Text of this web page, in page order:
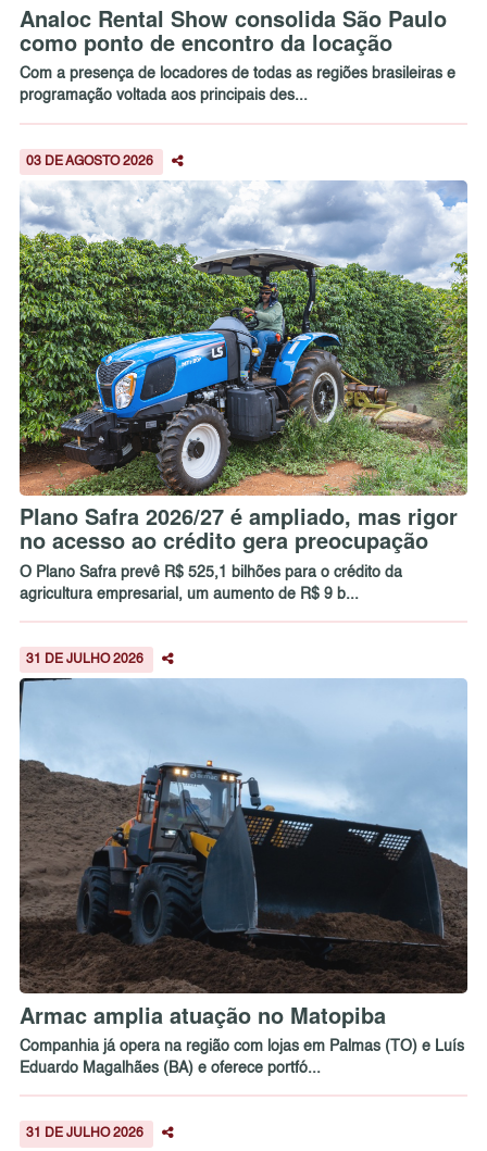
Analoc Rental Show consolida São Paulo
como ponto de encontro da locação
Com a presença de locadores de todas as regiões brasileiras e
programação voltada aos principais des...
03 DE AGOSTO 2026
Plano Safra 2026/27 é ampliado, mas rigor
no acesso ao crédito gera preocupação
O Plano Safra prevê R$ 525,1 bilhões para o crédito da
agricultura empresarial, um aumento de R$ 9 b...
31 DE JULHO 2026
Armac amplia atuação no Matopiba
Companhia já opera na região com lojas em Palmas (TO) e Luís
Eduardo Magalhães (BA) e oferece portfó...
31 DE JULHO 2026